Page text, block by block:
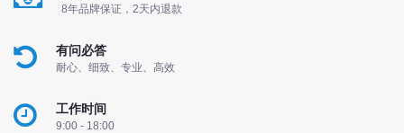
8年品牌保证，2天内退款
有问必答
耐心、细致、专业、高效
工作时间
9:00 - 18:00